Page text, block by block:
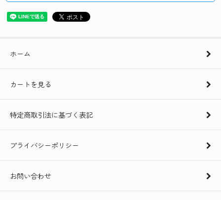
ホーム
カートを見る
特定商取引法に基づく表記
プライバシーポリシー
お問い合わせ